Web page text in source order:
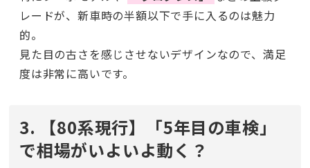
レードが、新車時の半額以下で手に入るのは魅力
的。
見た目の古さを感じさせないデザインなので、満足
度は非常に高いです。
3. 【80系現行】「5年目の車検」
で相場がいよいよ動く？